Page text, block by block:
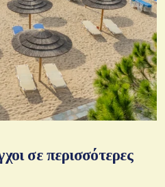
σε περισσότερες